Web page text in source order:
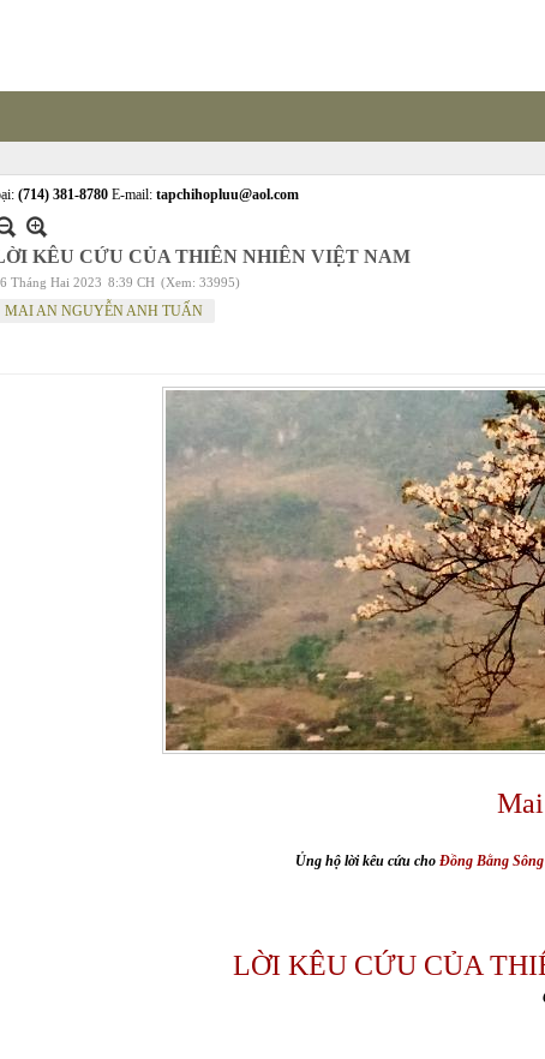
(714) 381-8780 E-mail: tapchihopluu@aol.com
KÊU CỨU CỦA THIÊN NHIÊN VIỆT NAM
Tháng Hai 2023 8:39 CH (Xem: 33995)
MAI AN NGUYỄN ANH TUẤN
Ủng hộ lời kêu cứu cho Đồng Bằng
LỜI KÊU CỨU CỦA